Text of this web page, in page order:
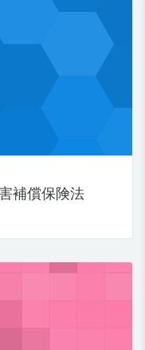
補償保険法